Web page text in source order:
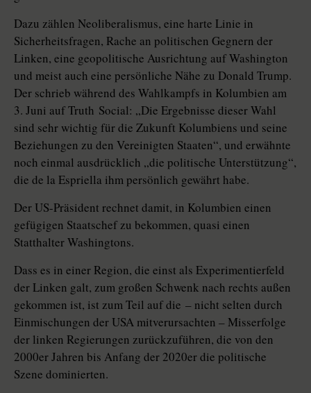
Dazu zählen Neoliberalismus, eine harte Linie in
Sicherheitsfragen, Rache an politischen Gegnern der
Linken, eine geopolitische Ausrichtung auf Washington
und meist auch eine persönliche Nähe zu Donald Trump.
Der schrieb während des Wahlkampfs in Kolumbien am
3. Juni auf Truth ­Social: „Die Ergebnisse dieser Wahl
sind sehr wichtig für die Zukunft Kolumbiens und seine
Beziehungen zu den Vereinigten Staaten“, und erwähnte
noch einmal ausdrücklich „die politische Unterstützung“,
die de la Espriella ihm persönlich gewährt habe.
Der US-Präsident rechnet damit, in Kolumbien einen
gefügigen Staatschef zu bekommen, quasi einen
Statthalter Washingtons.
Dass es in einer Region, die einst als Experimentierfeld
der Linken galt, zum großen Schwenk nach rechts außen
gekommen ist, ist zum Teil auf die – nicht selten durch
Einmischungen der USA mitverursachten – Miss­erfolge
der linken Regierungen zurückzuführen, die von den
2000er Jahren bis Anfang der 2020er die politische
Szene dominierten.